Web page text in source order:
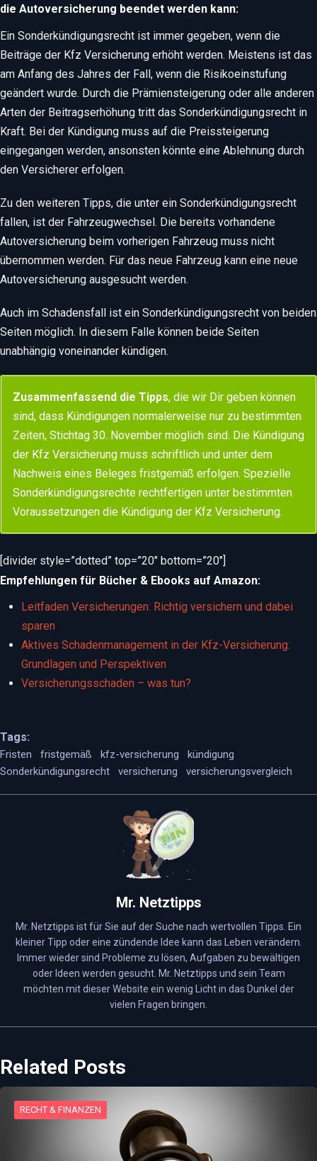
die Autoversicherung beendet werden kann:
Ein Sonderkündigungsrecht ist immer gegeben, wenn die
Beiträge der Kfz Versicherung erhöht werden. Meistens ist das
am Anfang des Jahres der Fall, wenn die Risikoeinstufung
geändert wurde. Durch die Prämiensteigerung oder alle anderen
Arten der Beitragserhöhung tritt das Sonderkündigungsrecht in
Kraft. Bei der Kündigung muss auf die Preissteigerung
eingegangen werden, ansonsten könnte eine Ablehnung durch
den Versicherer erfolgen.
Zu den weiteren Tipps, die unter ein Sonderkündigungsrecht
fallen, ist der Fahrzeugwechsel. Die bereits vorhandene
Autoversicherung beim vorherigen Fahrzeug muss nicht
übernommen werden. Für das neue Fahrzeug kann eine neue
Autoversicherung ausgesucht werden.
Auch im Schadensfall ist ein Sonderkündigungsrecht von beiden
Seiten möglich. In diesem Falle können beide Seiten
unabhängig voneinander kündigen.
Zusammenfassend die Tipps, die wir Dir geben können
sind, dass Kündigungen normalerweise nur zu bestimmten
Zeiten, Stichtag 30. November möglich sind. Die Kündigung
der Kfz Versicherung muss schriftlich und unter dem
Nachweis eines Beleges fristgemäß erfolgen. Spezielle
Sonderkündigungsrechte rechtfertigen unter bestimmten
Voraussetzungen die Kündigung der Kfz Versicherung.
[divider style=”dotted” top=”20″ bottom=”20″]
Empfehlungen für Bücher & Ebooks auf Amazon:
Leitfaden Versicherungen: Richtig versichern und dabei
sparen
Aktives Schadenmanagement in der Kfz-Versicherung:
Grundlagen und Perspektiven
Versicherungsschaden – was tun?
Tags:
Fristen fristgemäß kfz-versicherung
kündigung
Sonderkündigungsrecht
versicherung versicherungsvergleich
Mr. Netztipps
Mr. Netztipps ist für Sie auf der Suche nach wertvollen Tipps. Ein
kleiner Tipp oder eine zündende Idee kann das Leben verändern.
Immer wieder sind Probleme zu lösen, Aufgaben zu bewältigen
oder Ideen werden gesucht. Mr. Netztipps und sein Team
möchten mit dieser Website ein wenig Licht in das Dunkel der
vielen Fragen bringen.
Related Posts
RECHT & FINANZEN